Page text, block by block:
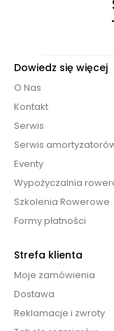
Dowiedz się więcej
O Nas
Kontakt
Serwis
Serwis
Eventy
Wypożyczalnia
Szkolenia Rowerowe
Formy płatności
Strefa klienta
Moje zamówienia
Dostawa
Reklamacje i zwroty